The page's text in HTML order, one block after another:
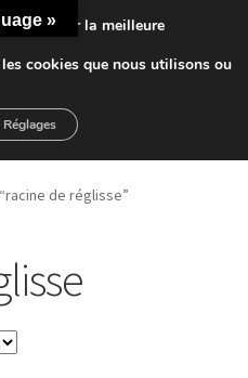
de réglisse”
»
vous offrir la meilleure
cookies que nous utilisons ou
Réglages